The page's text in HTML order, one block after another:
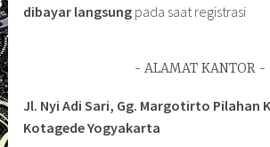
dibayar langsung pada saat registrasi
ALAMAT KANTOR
Jl. Nyi Adi Sari, Gg. Margotirto Pilahan
Kotagede Yogyakarta